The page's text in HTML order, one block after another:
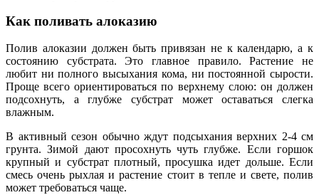
Как поливать алоказию
Полив алоказии должен быть привязан не к календарю, а к
состоянию субстрата. Это главное правило. Растение не
любит ни полного высыхания кома, ни постоянной сырости.
Проще всего ориентироваться по верхнему слою: он должен
подсохнуть, а глубже субстрат может оставаться слегка
влажным.
В активный сезон обычно ждут подсыхания верхних 2-4 см
грунта. Зимой дают просохнуть чуть глубже. Если горшок
крупный и субстрат плотный, просушка идет дольше. Если
смесь очень рыхлая и растение стоит в тепле и свете, полив
может требоваться чаще.